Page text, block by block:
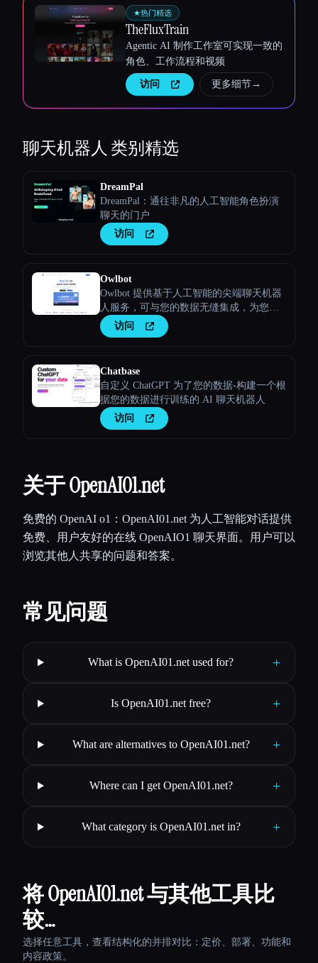
★热门精选
TheFluxTrain
Agentic AI 制作工作室可实现一致的
角色、工作流程和视频
访问 更多细节→
聊天机器人 类别精选
DreamPal
DreamPal：通往非凡的人工智能角色扮演
聊天的门户
访问
Owlbot
Owlbot 提供基于人工智能的尖端聊天机器
人服务，可与您的数据无缝集成，为您、
您的客户或团队提供即时响应。
访问
Chatbase
自定义 ChatGPT 为了您的数据-构建一个根
据您的数据进行训练的 AI 聊天机器人
访问
关于 OpenAI01.net
免费的 OpenAI o1：OpenAI01.net 为人工智能对话提供
免费、用户友好的在线 OpenAIO1 聊天界面。用户可以
浏览其他人共享的问题和答案。
常见问题
What is OpenAI01.net used for? +
Is OpenAI01.net free? +
What are alternatives to OpenAI01.net? +
Where can I get OpenAI01.net? +
What category is OpenAI01.net in? +
将 OpenAI01.net 与其他工具比
较…
选择任意工具，查看结构化的并排对比：定价、部署、功能和
内容政策。